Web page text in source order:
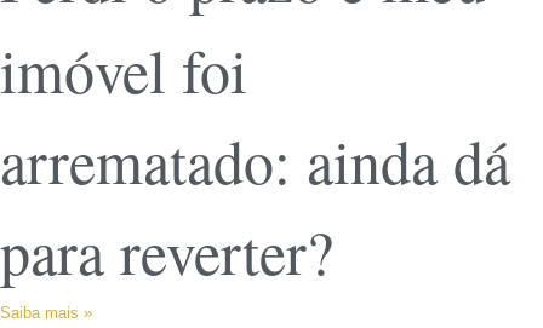
imóvel foi
arrematado: ainda dá
para reverter?
Saiba mais »